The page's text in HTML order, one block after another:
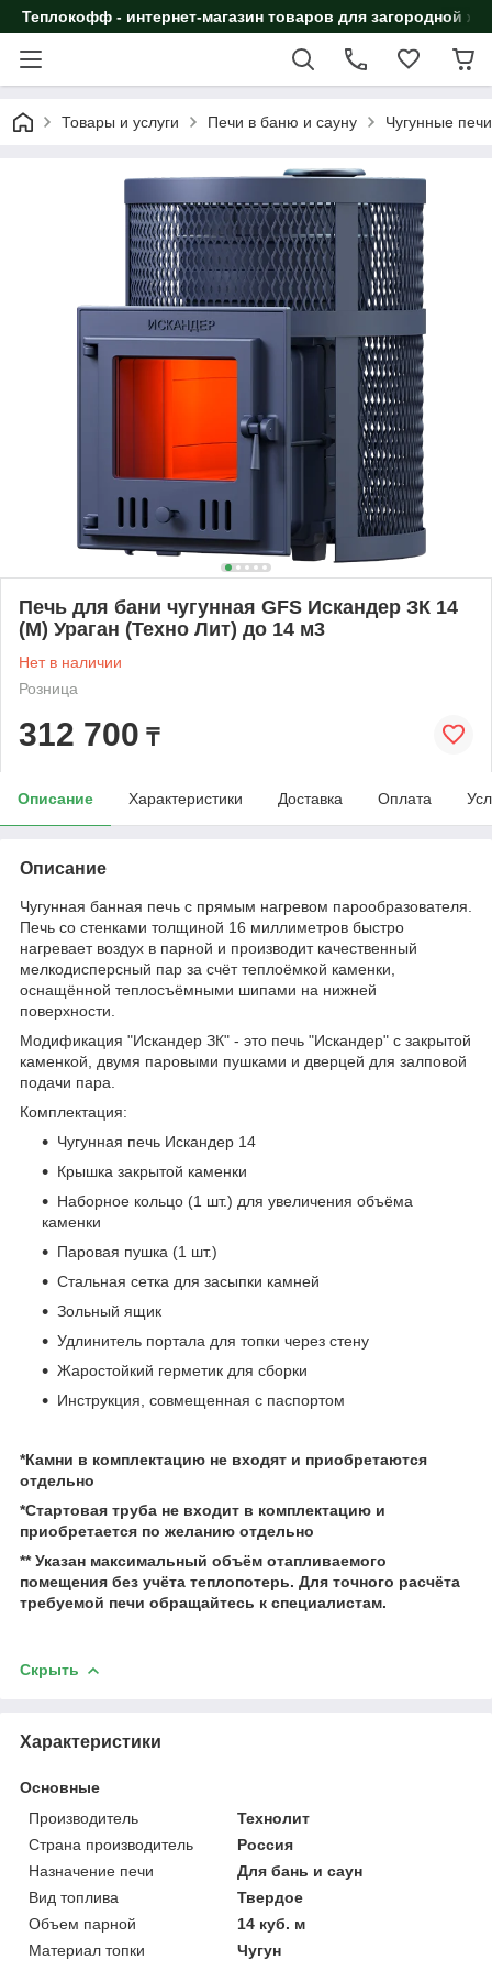
Теплокофф - интернет-магазин товаров для загородной
Товары и услуги Печи в баню и сауну Чугунные
Печь для бани чугунная GFS Искандер ЗК 14
(М) Ураган (Техно Лит) до 14 м3
Нет в наличии
Розница
312 700 ₸
Описание Характеристики Доставка Оплата
Описание
Чугунная банная печь с прямым нагревом парообразователя.
Печь со стенками толщиной 16 миллиметров быстро
нагревает воздух в парной и производит качественный
мелкодисперсный пар за счёт теплоёмкой каменки,
оснащённой теплосъёмными шипами на нижней
поверхности.
Модификация "Искандер ЗК" - это печь "Искандер" с закрытой
каменкой, двумя паровыми пушками и дверцей для залповой
подачи пара.
Комплектация:
Чугунная печь Искандер 14
Крышка закрытой каменки
Наборное кольцо (1 шт.) для увеличения объёма
каменки
Паровая пушка (1 шт.)
Стальная сетка для засыпки камней
Зольный ящик
Удлинитель портала для топки через стену
Жаростойкий герметик для сборки
Инструкция, совмещенная с паспортом
*Камни в комплектацию не входят и приобретаются
отдельно
*Стартовая труба не входит в комплектацию и
приобретается по желанию отдельно
** Указан максимальный объём отапливаемого
помещения без учёта теплопотерь. Для точного расчёта
требуемой печи обращайтесь к специалистам.
Скрыть
Характеристики
Основные
Производитель
Технолит
Страна производитель
Россия
Назначение печи
Для бань и саун
Вид топлива
Твердое
Объем парной
14 куб. м
Материал топки
Чугун